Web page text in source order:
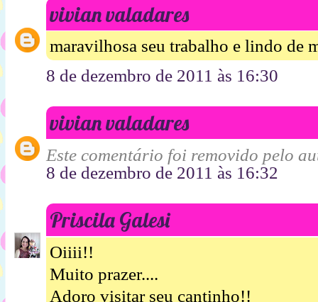
vivian valadares
maravilhosa seu trabalho e lindo de
8 de dezembro de 2011 às 16:30
vivian valadares
Este comentário foi removido pelo
8 de dezembro de 2011 às 16:32
Priscila Galesi
Oiiii!!
Muito prazer....
Adoro visitar seu cantinho!!